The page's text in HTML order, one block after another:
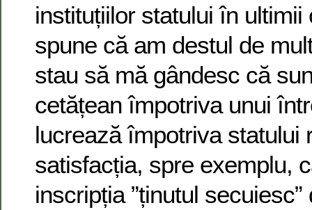
instituțiilor statului în ultimii
spune că am destul de
stau să mă gândesc că
cetățean împotriva unui
lucrează împotriva statului
satisfacția, spre exemplu,
inscripția ”ținutul